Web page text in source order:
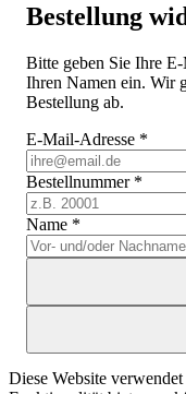
Bestellung
Bitte geben Sie Ihre
Ihren Namen ein. Wir
Bestellung ab.
E-Mail-Adresse *
Bestellnummer *
Name *
Diese Website